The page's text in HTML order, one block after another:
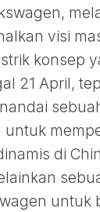
visi
konsep
21 April,
di
untuk